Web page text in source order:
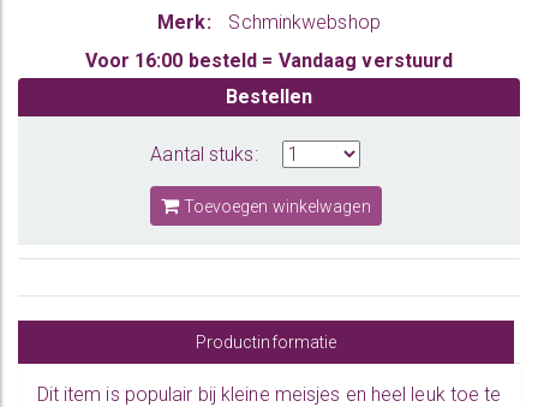
Merk:
Schminkwebshop
Voor 16:00 besteld = Vandaag verstuurd
Bestellen
Aantal stuks:
Toevoegen winkelwagen
Productinformatie
Dit item is populair bij kleine meisjes en heel leuk toe te